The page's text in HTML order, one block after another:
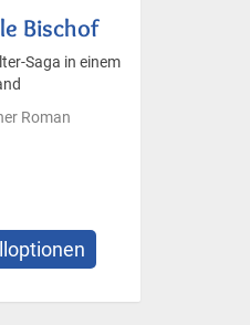
Bischof
Saga in einem
Roman